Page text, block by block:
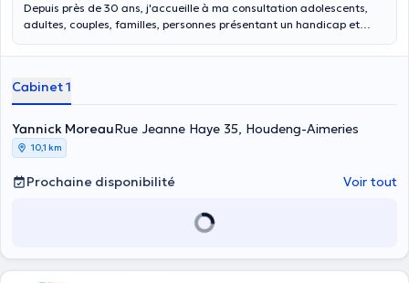
Depuis près de 30 ans, j'accueille à ma consultation adolescents,
adultes, couples, familles, personnes présentant un handicap et
souffrances diverses plus ou moins graves. Je propose un espace de
celles-ci et d'y apporter les réponses les plus adéquates possibles
selon chacun.
Cabinet 1
Yannick MoreauRue Jeanne Haye 35, Houdeng-Aimeries
10,1 km
Prochaine disponibilité Voir tout